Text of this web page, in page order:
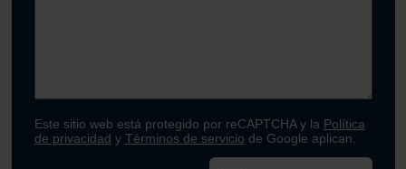
Este sitio web está protegido por reCAPTCHA y la Política
de privacidad y Términos de servicio de Google aplican.